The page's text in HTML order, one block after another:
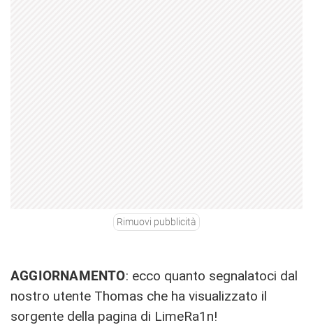
Rimuovi pubblicità
AGGIORNAMENTO: ecco quanto segnalatoci dal
nostro utente Thomas che ha visualizzato il
sorgente della pagina di LimeRa1n!